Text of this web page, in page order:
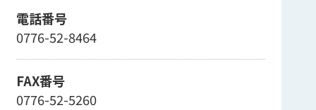
電話番号
0776-52-8464
FAX番号
0776-52-5260